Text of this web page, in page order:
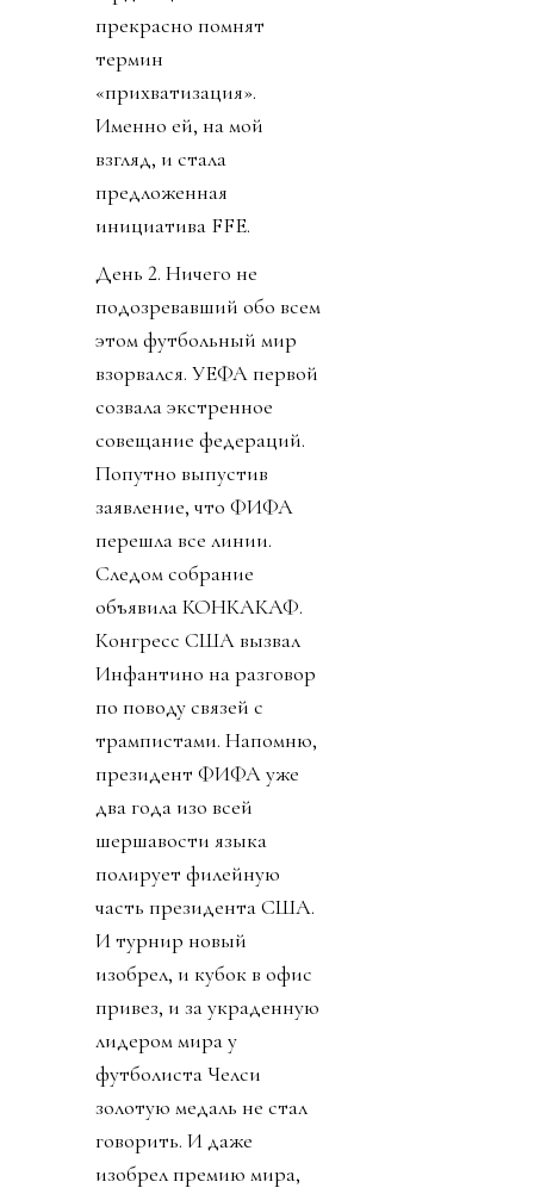
прекрасно помнят
термин
«прихватизация».
Именно ей, на мой
взгляд, и стала
предложенная
инициатива FFE.
День 2. Ничего не
подозревавший обо всем
этом футбольный мир
взорвался. УЕФА первой
созвала экстренное
совещание федераций.
Попутно выпустив
заявление, что ФИФА
перешла все линии.
Следом собрание
объявила КОНКАКАФ.
Конгресс США вызвал
Инфантино на разговор
по поводу связей с
трампистами. Напомню,
президент ФИФА уже
два года изо всей
шершавости языка
полирует филейную
часть президента США.
И турнир новый
изобрел, и кубок в офис
привез, и за украденную
лидером мира у
футболиста Челси
золотую медаль не стал
говорить. И даже
изобрел премию мира,